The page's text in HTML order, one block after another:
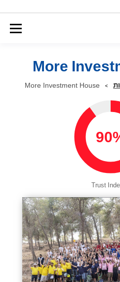
More
More Investment House >